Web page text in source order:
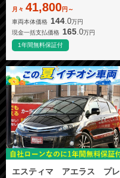
月々 41,800円～
車両本体価格 144 .0万円
現金一括支払価格 165.0万円
1年間無料保証付
エスティマ アエラス プレ